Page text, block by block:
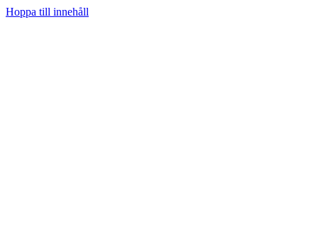
Hoppa till innehåll